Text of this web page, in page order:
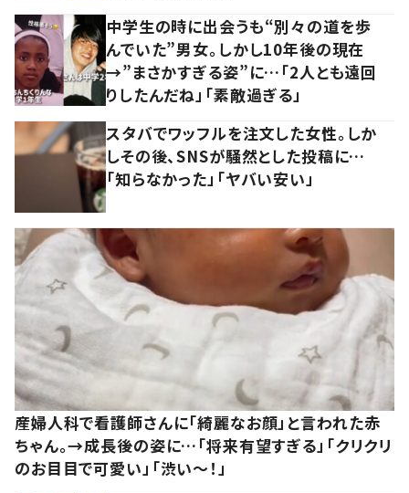
中学生の時に出会うも“別々の道を歩
んでいた”男女。しかし10年後の現在
→”まさかすぎる姿”に…「2人とも遠回
りしたんだね」「素敵過ぎる」
スタバでワッフルを注文した女性。しか
しその後、SNSが騒然とした投稿に…
「知らなかった」「ヤバい安い」
産婦人科で看護師さんに「綺麗なお顔」と言われた赤
ちゃん。→成長後の姿に…「将来有望すぎる」「クリクリ
のお目目で可愛い」「渋い～！」